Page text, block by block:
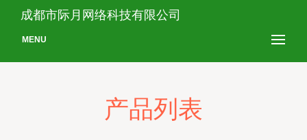
成都市际月网络科技有限公司
MENU
产品列表